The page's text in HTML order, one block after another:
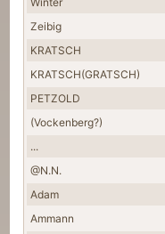
Zeibig
KRATSCH
KRATSCH(GRATSCH)
PETZOLD
(Vockenberg?)
...
@N.N.
Adam
Ammann